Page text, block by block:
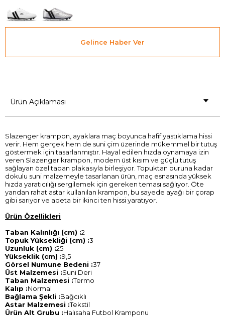
Gelince Haber Ver
Ürün Açıklaması
Slazenger krampon, ayaklara maç boyunca hafif yastıklama hissi
verir. Hem gerçek hem de suni çim üzerinde mükemmel bir tutuş
göstermek için tasarlanmıştır. Hayal edilen hızda oynamaya izin
veren Slazenger krampon, modern üst kısım ve güçlü tutuş
sağlayan özel taban plakasıyla birleşiyor. Topuktan buruna kadar
dokulu suni malzemeyle tasarlanan ürün, maç esnasında yüksek
hızda yaratıcılığı sergilemek için gereken teması sağlıyor. Öte
yandan rahat astar kullanılan krampon, bu sayede ayağı bir çorap
gibi sarıyor ve adeta bir ikinci ten hissi yaratıyor.
Ürün Özellikleri
Taban Kalınlığı (cm) :2
Topuk Yüksekliği (cm) :3
Uzunluk (cm) :25
Yükseklik (cm) :9,5
Görsel Numune Bedeni :37
Üst Malzemesi :Suni Deri
Taban Malzemesi :Termo
Kalıp :Normal
Bağlama Şekli :Bağcıklı
Astar Malzemesi :Tekstil
Ürün Alt Grubu :Halısaha Futbol Kramponu